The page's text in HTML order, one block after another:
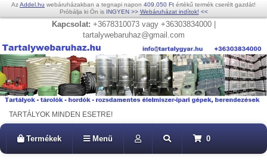
AzAddel.hu webáruházakban a tegnapi napon 409.050 Ft értékű termék cserélt gazdát!
Próbálja ki Ön is INGYEN >> Webáruházat indítok! <<
Kapcsolat: +3678310073 vagy +36303834000 |
tartalywebaruhaz@gmail.com
TARTÁLYOK MINDEN ESETRE!
Termékek Menü 0